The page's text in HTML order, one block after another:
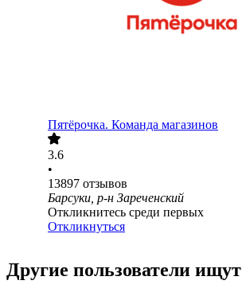
Пятёрочка. Команда магазинов
3.6
•
13897 отзывов
Барсуки, р-н Зареченский
Откликнитесь среди первых
Откликнуться
Другие пользователи ищут